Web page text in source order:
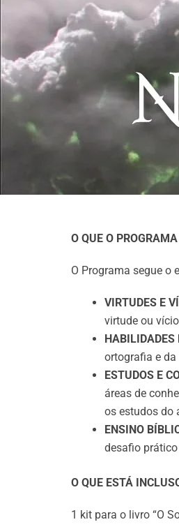
O QUE O
O Programa segue o
VIRTUDES E
virtude ou
HABILIDADES
ortografia e
ESTUDOS E
áreas de
os estudos do
ENSINO
desafio
O QUE ESTÁ
1 kit para o livro “O